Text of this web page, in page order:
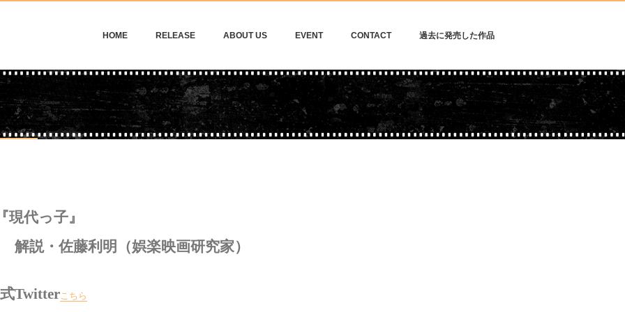
HOME RELEASE ABOUT US EVENT CONTACT 過去に発売した作品
現代っ子』
・佐藤利明（娯楽映画研究家）
Twitterこちら